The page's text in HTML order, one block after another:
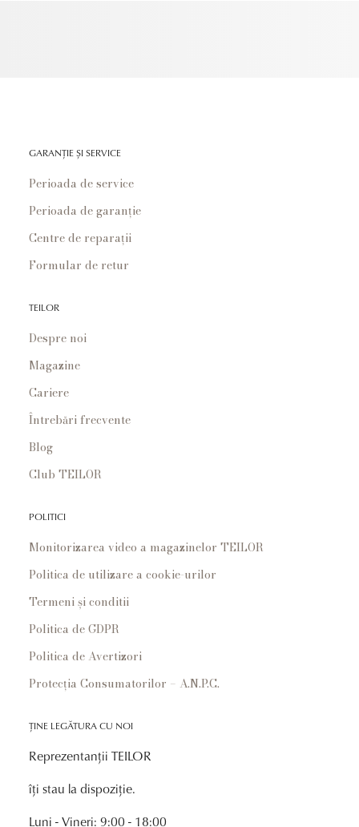
GARANȚIE ȘI SERVICE
Perioada de service
Perioada de garanție
Centre de reparații
Formular de retur
TEILOR
Despre noi
Magazine
Cariere
Întrebări frecvente
Blog
Club TEILOR
POLITICI
Monitorizarea video a magazinelor TEILOR
Politica de utilizare a cookie-urilor
Termeni și conditii
Politica de GDPR
Politica de Avertizori
Protecția Consumatorilor – A.N.P.C.
ȚINE LEGĂTURA CU NOI
Reprezentanții TEILOR
îți stau la dispoziție.
Luni - Vineri: 9:00 - 18:00